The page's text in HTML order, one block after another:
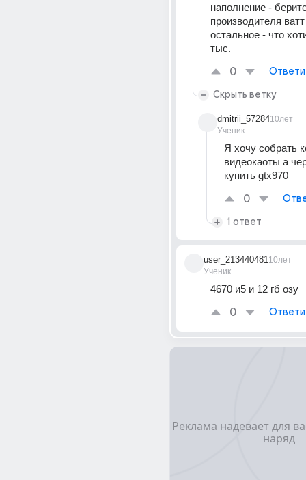
наполнение -
производителя
остальное - что
тыс.
0
Скрыть ветку
dmitrii_57284
Ученик
10лет
Я хочу собрать
видеокаоты а
купить gtx970
0
1 ответ
user_213440481
Ученик
10лет
4670 и5 и 12 гб озу
0